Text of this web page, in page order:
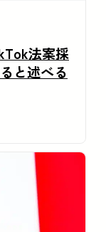
法案採
と述べる